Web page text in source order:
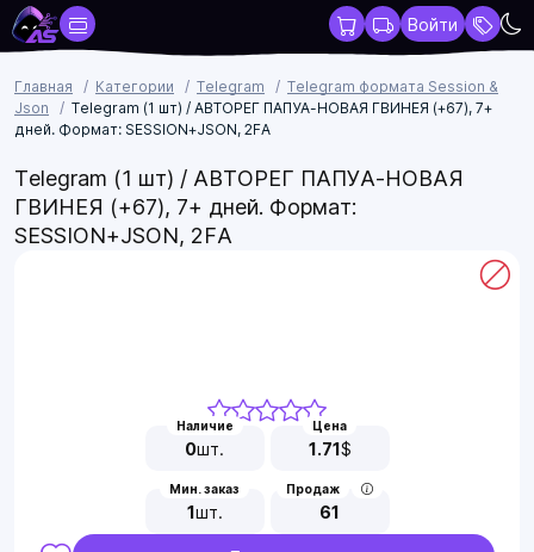
Войти
Главная Категории Telegram
Telegram формата Session &
Json
Telegram (1 шт) / АВТОРЕГ ПАПУА-НОВАЯ ГВИНЕЯ (+67), 7+
дней. Формат: SESSION+JSON, 2FA
Telegram (1 шт) / АВТОРЕГ ПАПУА-НОВАЯ
ГВИНЕЯ (+67), 7+ дней. Формат:
SESSION+JSON, 2FA
Наличие
0шт.
Цена
1.71$
Мин. заказ
1шт.
Продаж
61